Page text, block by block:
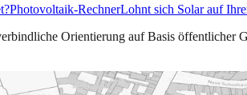
Photovoltaik-RechnerLohnt sich Solar auf
Orientierung auf Basis öffentlicher